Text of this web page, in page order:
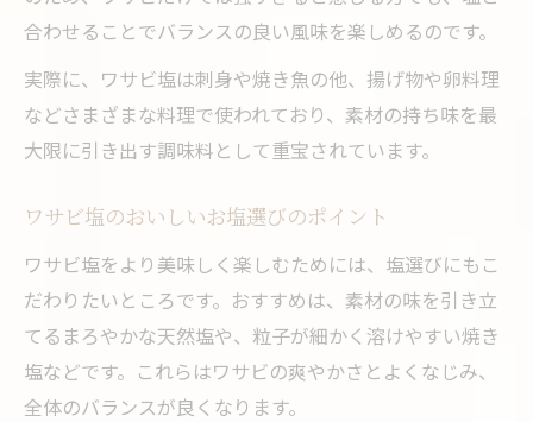
合わせることでバランスの良い風味を楽しめるのです。
実際に、ワサビ塩は刺身や焼き魚の他、揚げ物や卵料理
などさまざまな料理で使われており、素材の持ち味を最
大限に引き出す調味料として重宝されています。
ワサビ塩のおいしいお塩選びのポイント
ワサビ塩をより美味しく楽しむためには、塩選びにもこ
だわりたいところです。おすすめは、素材の味を引き立
てるまろやかな天然塩や、粒子が細かく溶けやすい焼き
塩などです。これらはワサビの爽やかさとよくなじみ、
全体のバランスが良くなります。